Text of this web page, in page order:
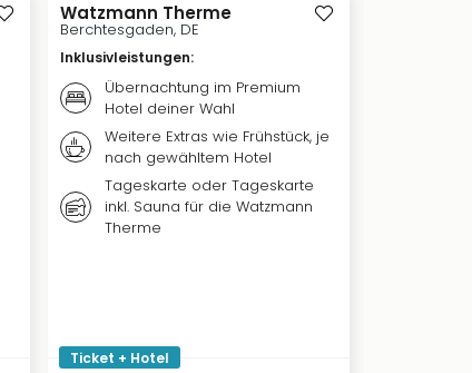
Watzmann Therme
Berchtesgaden, DE
Inklusivleistungen:
Übernachtung im Premium
Hotel deiner Wahl
Weitere Extras wie Frühstück, je
nach gewähltem Hotel
Tageskarte oder Tageskarte
inkl. Sauna für die Watzmann
Therme
Ticket + Hotel